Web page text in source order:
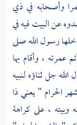
وأصحابه في ذي
عن البيت فيه في
رسول الله صلى
عمرته ، وأقام بها
الله جل ثناؤه لنبيه
الحرام " يعني ذا
وبيته ، على كراهة